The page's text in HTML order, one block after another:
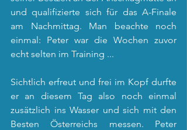
und qualifizierte sich für das A-Finale
am Nachmittag. Man beachte noch
einmal: Peter war die Wochen zuvor
echt selten im Training ...
Sichtlich erfreut und frei im Kopf durfte
er an diesem Tag also noch einmal
zusätzlich ins Wasser und sich mit den
Besten Österreichs messen. Peter